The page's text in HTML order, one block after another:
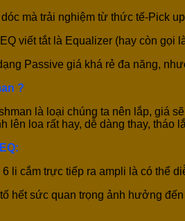
mà trải nghiệm từ thức tế-Pick
viết tắt là Equalizer (hay còn
Passive giá khá rẻ đa năng,
?
là loại chúng ta nên lắp, giá
lên loa rất hay, dễ dàng thay,
li cắm trực tiếp ra ampli là có thể
tố hết sức quan trọng ảnh hưởng